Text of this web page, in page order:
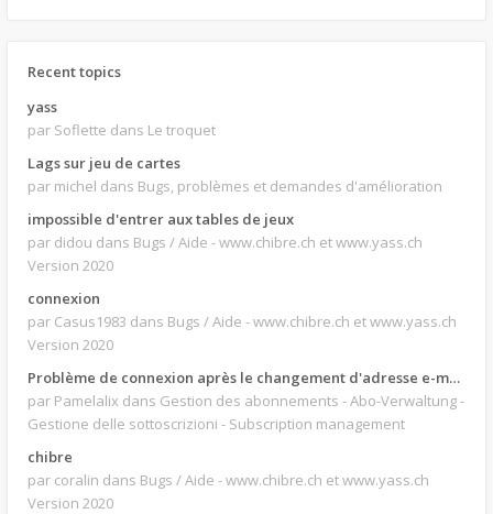
Recent topics
yass
par Soflette dans Le troquet
Lags sur jeu de cartes
par michel dans Bugs, problèmes et demandes d'amélioration
impossible d'entrer aux tables de jeux
par didou dans Bugs / Aide - www.chibre.ch et www.yass.ch
Version 2020
connexion
par Casus1983 dans Bugs / Aide - www.chibre.ch et www.yass.ch
Version 2020
Problème de connexion après le changement d'adresse e-mail.
par Pamelalix dans Gestion des abonnements - Abo-Verwaltung -
Gestione delle sottoscrizioni - Subscription management
chibre
par coralin dans Bugs / Aide - www.chibre.ch et www.yass.ch
Version 2020